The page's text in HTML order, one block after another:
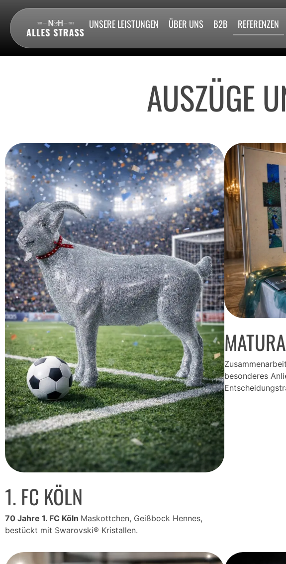
UNSERE LEISTUNGEN ÜBER UNS B2B REFERENZEN
AUSZÜGE
1. FC KÖLN
70 Jahre 1. FC Köln Maskottchen, Geißbock Hennes,
bestückt mit Swarovski® Kristallen.
besonderes